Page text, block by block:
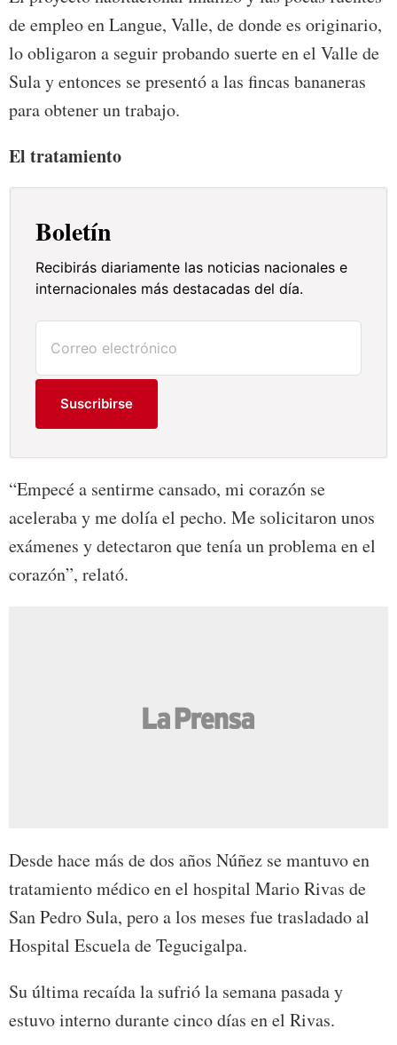
de empleo en Langue, Valle, de donde es originario,
lo obligaron a seguir probando suerte en el Valle de
Sula y entonces se presentó a las fincas bananeras
para obtener un trabajo.
El tratamiento
Boletín
Recibirás diariamente las noticias nacionales e
internacionales más destacadas del día.
Suscribirse
“Empecé a sentirme cansado, mi corazón se
aceleraba y me dolía el pecho. Me solicitaron unos
exámenes y detectaron que tenía un problema en el
corazón”, relató.
Desde hace más de dos años Núñez se mantuvo en
tratamiento médico en el hospital Mario Rivas de
San Pedro Sula, pero a los meses fue trasladado al
Hospital Escuela de Tegucigalpa.
Su última recaída la sufrió la semana pasada y
estuvo interno durante cinco días en el Rivas.